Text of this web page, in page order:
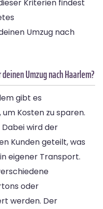
Kriterien findest
Umzug nach
Umzug nach Haarlem?
gibt es
Kosten zu sparen.
Dabei wird der
Kunden geteilt, was
eigener Transport.
oder
werden. Der